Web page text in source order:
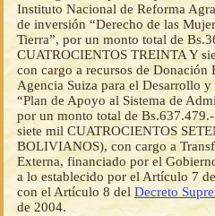
Instituto Nacional de Reforma
de inversión “Derecho de las
Tierra”, por un monto total de
CUATROCIENTOS TREINTA Y
con cargo a recursos de
Agencia Suiza para el Desarrollo
“Plan de Apoyo al Sistema de
por un monto total de
siete mil CUATROCIENTOS
BOLIVIANOS), con cargo a
Externa, financiado por el
a lo establecido por el Artículo 7
con el Artículo 8 del Decreto
de 2004.